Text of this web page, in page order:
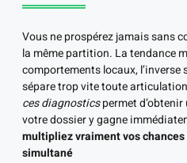
Vous ne prospérez jamais sans
la même partition. La tendance
comportements locaux, l’inverse
sépare trop vite toute
ces diagnosticspermet
votre dossier y gagne
multipliez vraiment vos
simultané